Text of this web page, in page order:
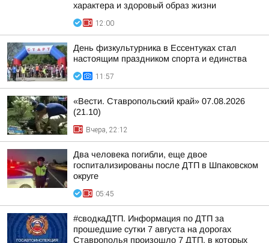
характера и здоровый образ жизни
12:00
День физкультурника в Ессентуках стал
настоящим праздником спорта и единства
11:57
«Вести. Ставропольский край» 07.08.2026
(21.10)
Вчера, 22:12
Два человека погибли, еще двое
госпитализированы после ДТП в Шпаковском
округе
05:45
#сводкаДТП. Информация по ДТП за
прошедшие сутки 7 августа на дорогах
Ставрополья произошло 7 ДТП, в которых